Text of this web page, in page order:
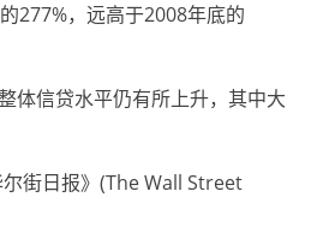
277%，远高于2008年底的
体信贷水平仍有所上升，其中大
街日报》(The Wall Street